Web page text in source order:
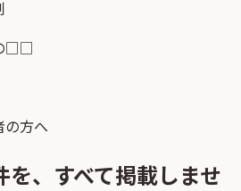
□□
の方へ
を、すべて掲載しませ